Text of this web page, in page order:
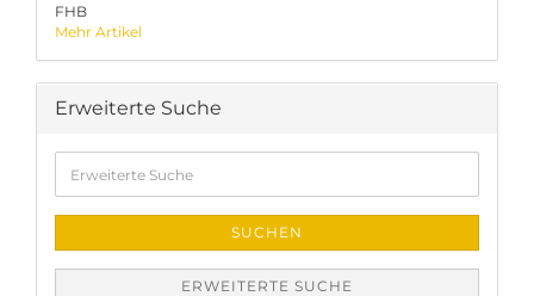
FHB
Mehr Artikel
Erweiterte Suche
Suche
SUCHEN
ERWEITERTE SUCHE